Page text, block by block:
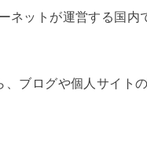
ネットが運営する国内
、ブログや個人サイト